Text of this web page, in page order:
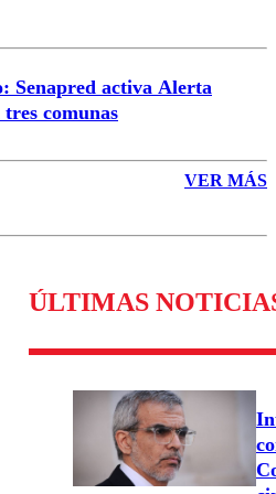
Senapred activa Alerta
comunas
VER MÁS
ÚLTIMAS